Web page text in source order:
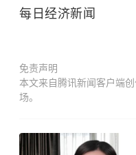
每日经济新闻
免责声明
本文来自腾讯新闻客户端
场。